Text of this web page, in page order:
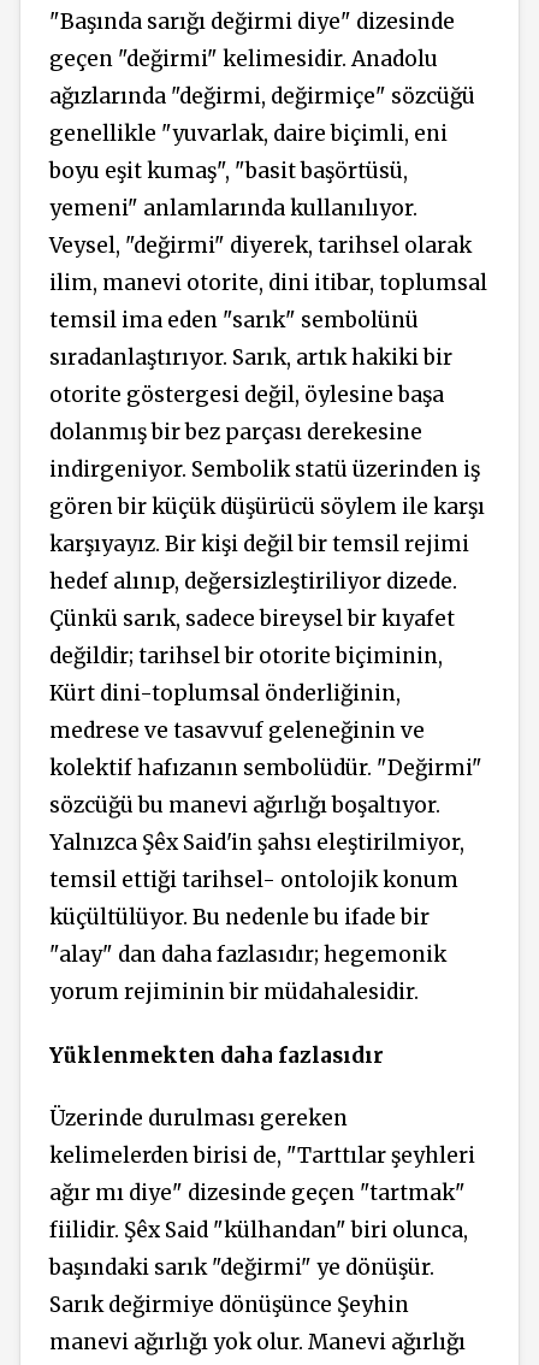
"Başında sarığı değirmi diye" dizesinde
geçen "değirmi" kelimesidir. Anadolu
ağızlarında "değirmi, değirmiçe" sözcüğü
genellikle "yuvarlak, daire biçimli, eni
boyu eşit kumaş", "basit başörtüsü,
yemeni" anlamlarında kullanılıyor.
Veysel, "değirmi" diyerek, tarihsel olarak
ilim, manevi otorite, dini itibar, toplumsal
temsil ima eden "sarık" sembolünü
sıradanlaştırıyor. Sarık, artık hakiki bir
otorite göstergesi değil, öylesine başa
dolanmış bir bez parçası derekesine
indirgeniyor. Sembolik statü üzerinden iş
gören bir küçük düşürücü söylem ile karşı
karşıyayız. Bir kişi değil bir temsil rejimi
hedef alınıp, değersizleştiriliyor dizede.
Çünkü sarık, sadece bireysel bir kıyafet
değildir; tarihsel bir otorite biçiminin,
Kürt dini-toplumsal önderliğinin,
medrese ve tasavvuf geleneğinin ve
kolektif hafızanın sembolüdür. "Değirmi"
sözcüğü bu manevi ağırlığı boşaltıyor.
Yalnızca Şêx Said'in şahsı eleştirilmiyor,
temsil ettiği tarihsel- ontolojik konum
küçültülüyor. Bu nedenle bu ifade bir
"alay" dan daha fazlasıdır; hegemonik
yorum rejiminin bir müdahalesidir.
Yüklenmekten daha fazlasıdır
Üzerinde durulması gereken
kelimelerden birisi de, "Tarttılar şeyhleri
ağır mı diye" dizesinde geçen "tartmak"
fiilidir. Şêx Said "külhandan" biri olunca,
başındaki sarık "değirmi" ye dönüşür.
Sarık değirmiye dönüşünce Şeyhin
manevi ağırlığı yok olur. Manevi ağırlığı